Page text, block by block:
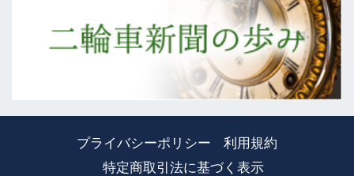
プライバシーポリシー
利用規約
特定商取引法に基づく表示